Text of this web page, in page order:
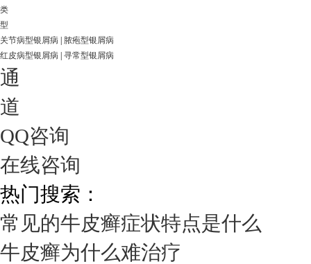
类
型
关节病型银屑病
脓疱型银屑病
红皮病型银屑病 寻常型银屑病
通
道
QQ咨询
在线咨询
热门搜索：
常见的牛皮癣症状特点是什么
牛皮癣为什么难治疗